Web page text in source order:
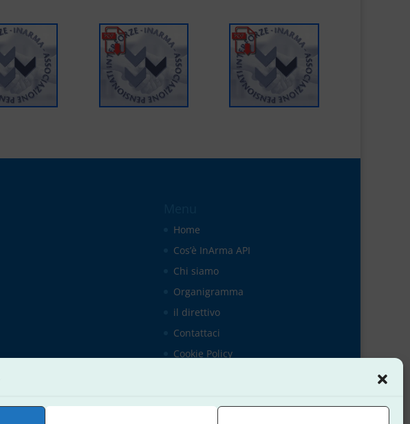
Home
Cos’è InArma API
Chi siamo
Organigramma
il direttivo
Contattaci
Cookie Policy